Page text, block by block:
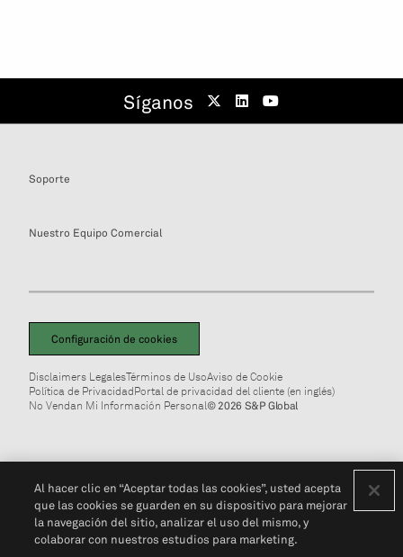
Síganos
Soporte
Nuestro Equipo Comercial
Configuración de cookies
Disclaimers LegalesTérminos de UsoAviso de Cookie
Política de PrivacidadPortal de privacidad del cliente (en inglés)
No Vendan Mi Información Personal© 2026 S&P Global
Al hacer clic en “Aceptar todas las cookies”, usted acepta
que las cookies se guarden en su dispositivo para mejorar
la navegación del sitio, analizar el uso del mismo, y
colaborar con nuestros estudios para marketing.